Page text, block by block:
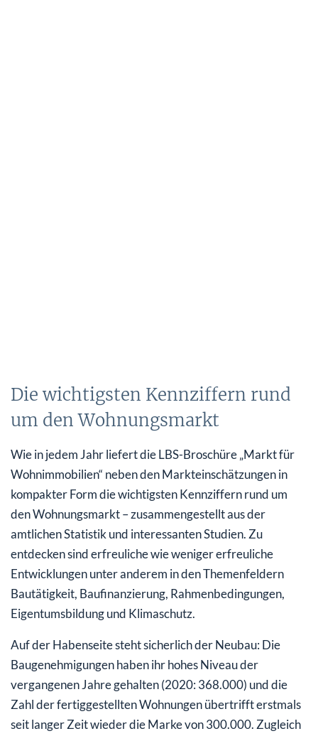
Die wichtigsten Kennziffern rund
um den Wohnungsmarkt
Wie in jedem Jahr liefert die LBS-Broschüre „Markt für
Wohnimmobilien“ neben den Markteinschätzungen in
kompakter Form die wichtigsten Kennziffern rund um
den Wohnungsmarkt – zusammengestellt aus der
amtlichen Statistik und interessanten Studien. Zu
entdecken sind erfreuliche wie weniger erfreuliche
Entwicklungen unter anderem in den Themenfeldern
Bautätigkeit, Baufinanzierung, Rahmenbedingungen,
Eigentumsbildung und Klimaschutz.
Auf der Habenseite steht sicherlich der Neubau: Die
Baugenehmigungen haben ihr hohes Niveau der
vergangenen Jahre gehalten (2020: 368.000) und die
Zahl der fertiggestellten Wohnungen übertrifft erstmals
seit langer Zeit wieder die Marke von 300.000. Zugleich